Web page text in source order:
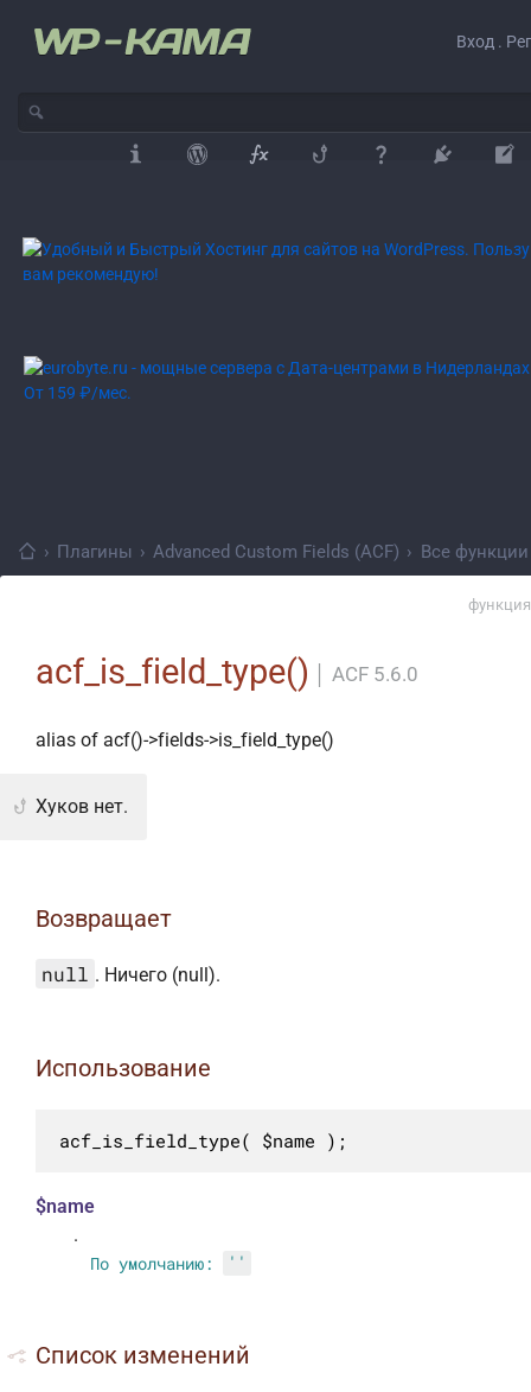
Вход .
› Плагины › Advanced Custom Fields (ACF) › Все функции
acf_is_field_type() ACF 5.6.0
alias of acf()->fields->is_field_type()
Хуков нет.
Возвращает
null . Ничего (null).
Использование
acf_is_field_type( $name );
$name
.
По умолчанию: ''
Список изменений